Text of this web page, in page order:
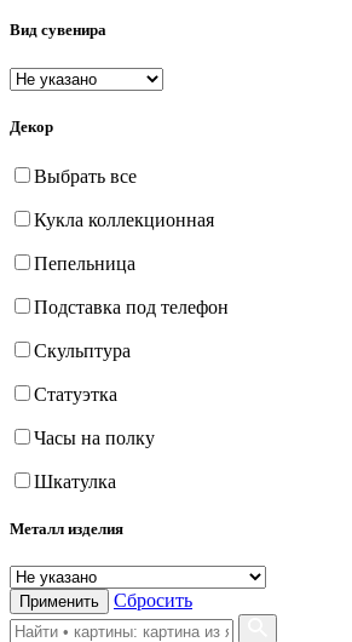
Вид сувенира
Декор
Выбрать все
Кукла коллекционная
Пепельница
Подставка под телефон
Скульптура
Статуэтка
Часы на полку
Шкатулка
Металл изделия
Применить Сбросить